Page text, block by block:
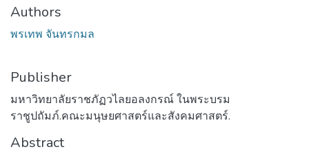
Authors
พรเทพ จันทรกมล
Publisher
มหาวิทยาลัยราชภัฏวไลยอลงกรณ์ ในพระบรม
ราชูปถัมภ์.คณะมนุษยศาสตร์และสังคมศาสตร์.
Abstract